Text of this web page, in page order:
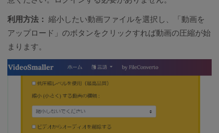
利用方法： 縮小したい動画ファイルを選択し、「動画を
アップロード」のボタンをクリックすれば動画の圧縮が始
まります。